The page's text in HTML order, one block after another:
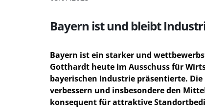
Bayern ist und bleibt
Bayern ist ein starker und
Gotthardt heute im Ausschuss für
bayerischen Industrie präsentierte.
verbessern und insbesondere den
konsequent für attraktive